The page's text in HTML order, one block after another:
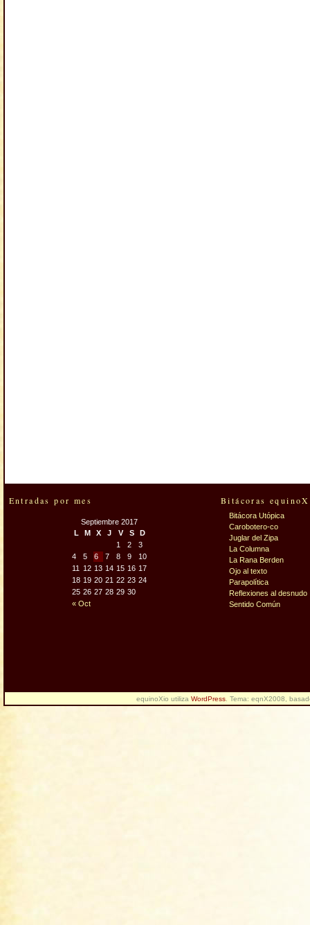
Entradas por mes
Septiembre 2017
L
M X J V S D
« Oct
1 2
3
4
5 6 7 8 9
10
11
12 13 14 15 16 17
18 19 20 21 22 23 24
25 26 27 28 29 30
Bitácoras
Bitácora Utópica
Carobotero-co
Juglar del Zipa
La Columna
La Rana Berden
Ojo al texto
Parapolítica
Reflexiones al desnudo
Sentido Común
equinoXio utiliza WordPress . Tema: eqnX2008,